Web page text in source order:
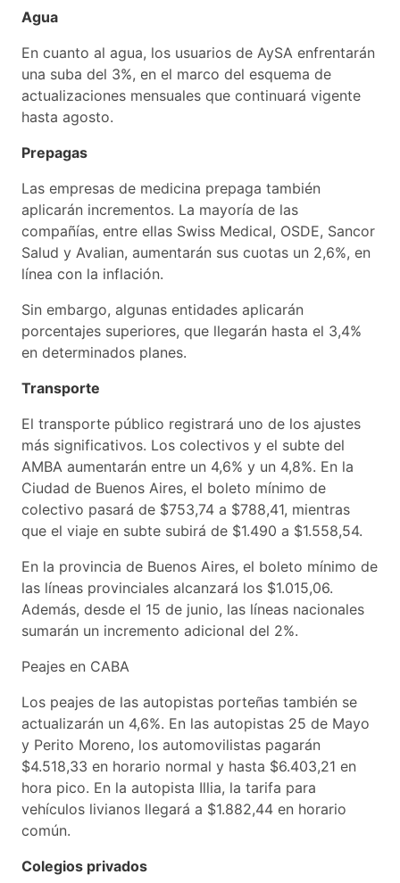
Agua
En cuanto al agua, los usuarios de AySA enfrentarán
una suba del 3%, en el marco del esquema de
actualizaciones mensuales que continuará vigente
hasta agosto.
Prepagas
Las empresas de medicina prepaga también
aplicarán incrementos. La mayoría de las
compañías, entre ellas Swiss Medical, OSDE, Sancor
Salud y Avalian, aumentarán sus cuotas un 2,6%, en
línea con la inflación.
Sin embargo, algunas entidades aplicarán
porcentajes superiores, que llegarán hasta el 3,4%
en determinados planes.
Transporte
El transporte público registrará uno de los ajustes
más significativos. Los colectivos y el subte del
AMBA aumentarán entre un 4,6% y un 4,8%. En la
Ciudad de Buenos Aires, el boleto mínimo de
colectivo pasará de $753,74 a $788,41, mientras
que el viaje en subte subirá de $1.490 a $1.558,54.
En la provincia de Buenos Aires, el boleto mínimo de
las líneas provinciales alcanzará los $1.015,06.
Además, desde el 15 de junio, las líneas nacionales
sumarán un incremento adicional del 2%.
Peajes en CABA
Los peajes de las autopistas porteñas también se
actualizarán un 4,6%. En las autopistas 25 de Mayo
y Perito Moreno, los automovilistas pagarán
$4.518,33 en horario normal y hasta $6.403,21 en
hora pico. En la autopista Illia, la tarifa para
vehículos livianos llegará a $1.882,44 en horario
común.
Colegios privados